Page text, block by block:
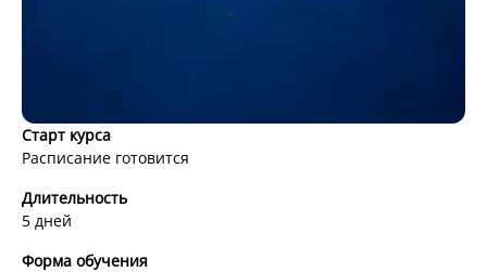
неорганизованной массой людей
Старт курса
Расписание готовится
Длительность
5 дней
Форма обучения